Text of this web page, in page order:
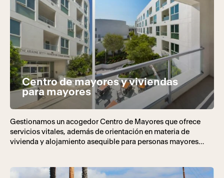
Centro de mayores y viviendas
para mayores
Gestionamos un acogedor Centro de Mayores que ofrece
servicios vitales, además de orientación en materia de
vivienda y alojamiento asequible para personas mayores